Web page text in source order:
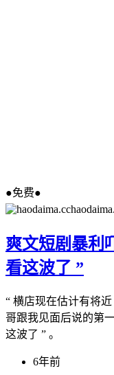
●免费●
爽文短剧暴利
看这波了 ”
“ 横店现在估计有将
哥跟我见面后说的第
这波了 ” 。
6年前